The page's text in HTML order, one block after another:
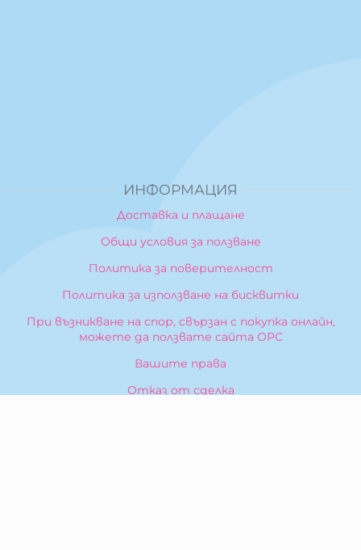
ИНФОРМАЦИЯ
Доставка и плащане
Общи условия за ползване
Политика за поверителност
Политика за използване на бисквитки
При възникване на спор, свързан с покупка онлайн,
можете да ползвате сайта ОРС
Вашите права
Отказ от сделка